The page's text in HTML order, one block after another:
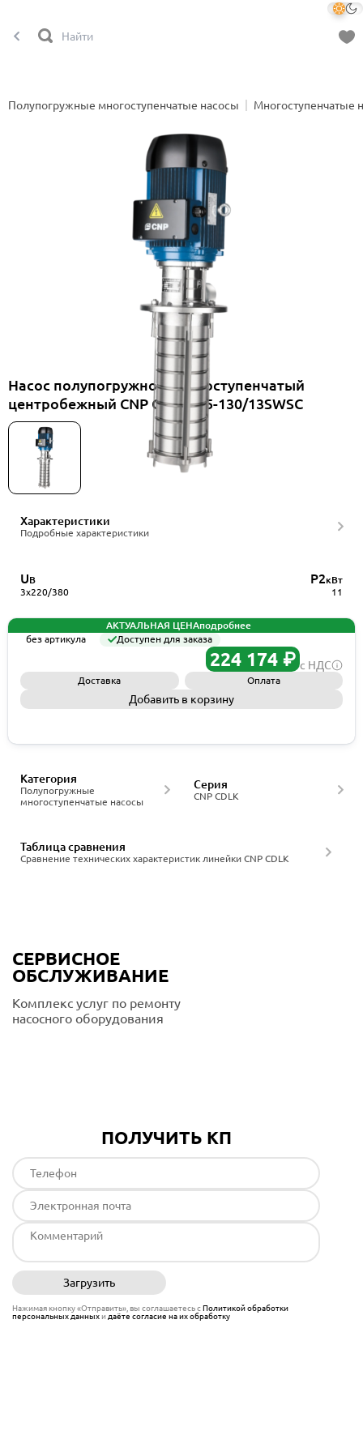
Полупогружные многоступенчатые насосы Многоступенчатые
Насос полупогружной многоступенчатый
центробежный CNP CDLKF15-130/13SWSC
Характеристики
Подробные характеристики
UВ
3x220/380
P2кВт
11
АКТУАЛЬНАЯ ЦЕНАподробнее
без артикула
Доступен для заказа
224 174 ₽ с НДС
Доставка Оплата
Добавить в корзину
Полупогружные
многоступенчатые насосы
Категория
CNP CDLK
Серия
Сравнение технических характеристик линейки CNP CDLK
Таблица сравнения
СЕРВИСНОЕ
ОБСЛУЖИВАНИЕ
Комплекс услуг по ремонту
насосного оборудования
ПОЛУЧИТЬ КП
Загрузить
Нажимая кнопку «Отправить», вы соглашаетесь сПолитикой обработки
персональных данныхи даёте согласие на их обработку